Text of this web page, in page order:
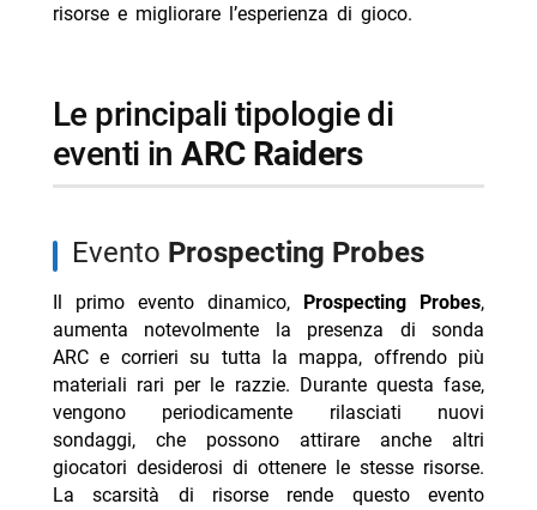
-- evento Harvester
-- RispondiAnnulla risposta
- Morrone smentisce i flirt con Belen e Marcuzzi: fake
- Reacher 4 arriva su Prime Video il 12 agosto
- Gigi Hadid e Bradley Cooper: anelli e matrimonio
segreto
- Cristina Marino incinta? Indizi social per Argentero
risorse e migliorare l’esperienza di gioco.
le principali tipologie di
eventi inARC Raiders
evento Prospecting Probes
Il primo evento dinamico, Prospecting Probes,
aumenta notevolmente la presenza di sonda
ARC e corrieri su tutta la mappa, offrendo più
materiali rari per le razzie. Durante questa fase,
vengono periodicamente rilasciati nuovi
sondaggi, che possono attirare anche altri
giocatori desiderosi di ottenere le stesse risorse.
La scarsità di risorse rende questo evento